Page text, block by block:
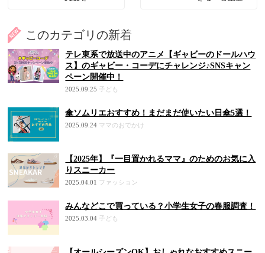
このカテゴリの新着
テレ東系で放送中のアニメ【ギャビーのドールハウ
ス】のギャビー・コーデにチャレンジ♪SNSキャン
ペーン開催中！
2025.09.25 子ども
傘ソムリエおすすめ！まだまだ使いたい日傘5選！
2025.09.24 ママのおでかけ
【2025年】『一目置かれるママ』のためのお気に入
りスニーカー
2025.04.01 ファッション
みんなどこで買っている？小学生女子の春服調査！
2025.03.04 子ども